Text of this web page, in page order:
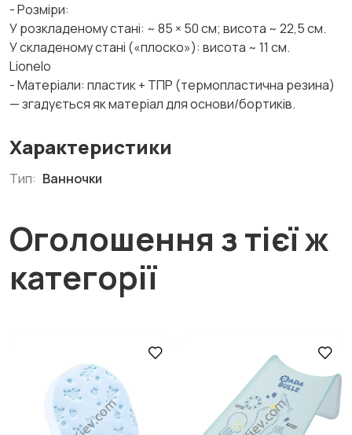
- Розміри:
У розкладеному стані: ~ 85 × 50 см; висота ~ 22,5 см.
У складеному стані («плоско»): висота ~ 11 см.
Lionelo
- Матеріали: пластик + ТПР (термопластична резина)
— згадується як матеріал для основи/бортиків.
Характеристики
Тип: Ванночки
Оголошення з тієї ж
категорії